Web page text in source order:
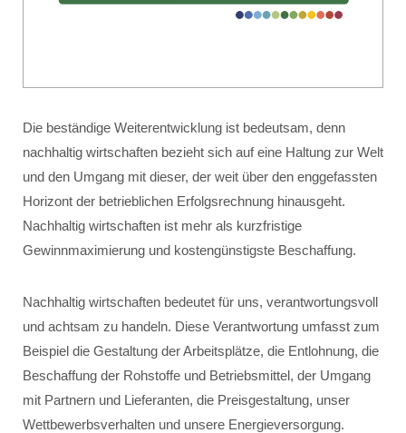
Die beständige Weiterentwicklung ist bedeutsam, denn
nachhaltig wirtschaften bezieht sich auf eine Haltung zur Welt
und den Umgang mit dieser, der weit über den enggefassten
Horizont der betrieblichen Erfolgsrechnung hinausgeht.
Nachhaltig wirtschaften ist mehr als kurzfristige
Gewinnmaximierung und kostengünstigste Beschaffung.
Nachhaltig wirtschaften bedeutet für uns, verantwortungsvoll
und achtsam zu handeln. Diese Verantwortung umfasst zum
Beispiel die Gestaltung der Arbeitsplätze, die Entlohnung, die
Beschaffung der Rohstoffe und Betriebsmittel, der Umgang
mit Partnern und Lieferanten, die Preisgestaltung, unser
Wettbewerbsverhalten und unsere Energieversorgung.